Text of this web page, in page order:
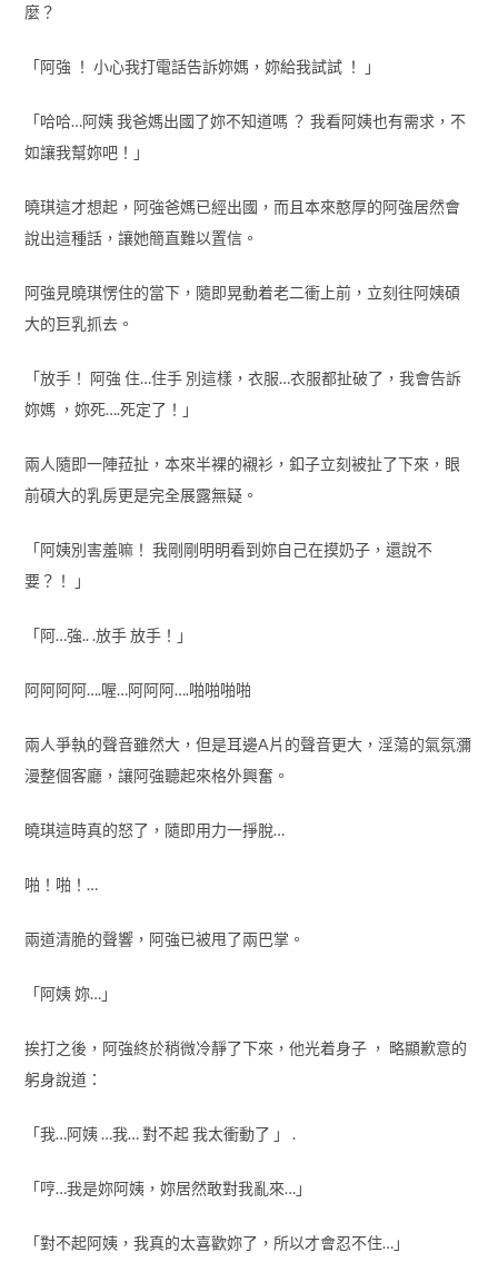
麼？
「阿強 ！ 小心我打電話告訴妳媽，妳給我試試 ！ 」
「哈哈…阿姨 我爸媽出國了妳不知道嗎 ？ 我看阿姨也有需求，不
如讓我幫妳吧！」
曉琪這才想起，阿強爸媽已經出國，而且本來憨厚的阿強居然會
說出這種話，讓她簡直難以置信。
阿強見曉琪愣住的當下，隨即晃動着老二衝上前，立刻往阿姨碩
大的巨乳抓去。
「放手！ 阿強 住…住手 別這樣，衣服…衣服都扯破了，我會告訴
妳媽 ，妳死….死定了！」
兩人隨即一陣菈扯，本來半裸的襯衫，釦子立刻被扯了下來，眼
前碩大的乳房更是完全展露無疑。
「阿姨別害羞嘛！ 我剛剛明明看到妳自己在摸奶子，還說不
要？！ 」
「阿…強.. .放手 放手！」
阿阿阿阿….喔…阿阿阿….啪啪啪啪
兩人爭執的聲音雖然大，但是耳邊A片的聲音更大，淫蕩的氣氛瀰
漫整個客廳，讓阿強聽起來格外興奮。
曉琪這時真的怒了，隨即用力一掙脫…
啪！啪！…
兩道清脆的聲響，阿強已被甩了兩巴掌。
「阿姨 妳…」
挨打之後，阿強終於稍微冷靜了下來，他光着身子 ， 略顯歉意的
躬身說道：
「我…阿姨 …我… 對不起 我太衝動了 」 .
「哼…我是妳阿姨，妳居然敢對我亂來…」
「對不起阿姨，我真的太喜歡妳了，所以才會忍不住…」